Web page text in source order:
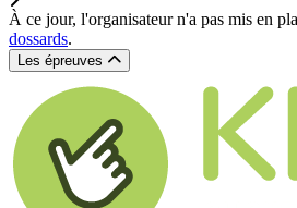
À ce jour, l'organisateur n'a pas mis en
dossards.
Les épreuves